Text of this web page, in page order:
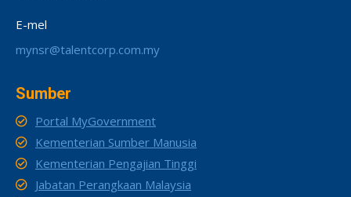
E-mel
mynsr@talentcorp.com.my
Sumber
Portal MyGovernment
Kementerian Sumber Manusia
Kementerian Pengajian Tinggi
Jabatan Perangkaan Malaysia